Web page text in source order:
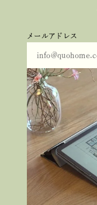
メールアドレス